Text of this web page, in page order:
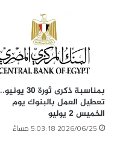
بمناسبة ذكرى ثورة 30 يونيو..
تعطيل العمل بالبنوك يوم
الخميس 2 يوليو
2026/06/25 5:03:18 مساءً